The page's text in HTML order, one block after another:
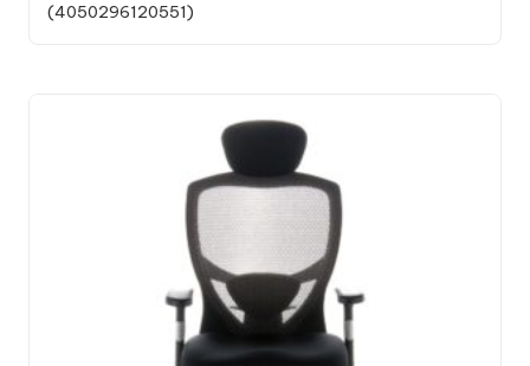
(4050296120551)